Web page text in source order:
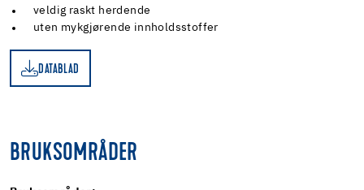
veldig raskt herdende
uten mykgjørende innholdsstoffer
DATABLAD
BRUKSOMRÅDER